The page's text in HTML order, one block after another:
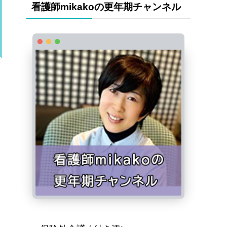
看護師mikakoの更年期チャンネル